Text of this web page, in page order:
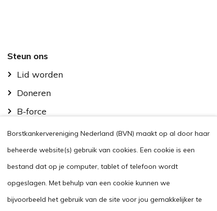
Footer
Steun ons
Lid worden
Doneren
B-force
Kom in actie
Handig
Stel je vraag
Agenda
Voor zorgverleners
Borstkankervereniging Nederland (BVN) maakt op al door haar
beheerde website(s) gebruik van cookies. Een cookie is een
bestand dat op je computer, tablet of telefoon wordt
opgeslagen. Met behulp van een cookie kunnen we
bijvoorbeeld het gebruik van de site voor jou gemakkelijker te